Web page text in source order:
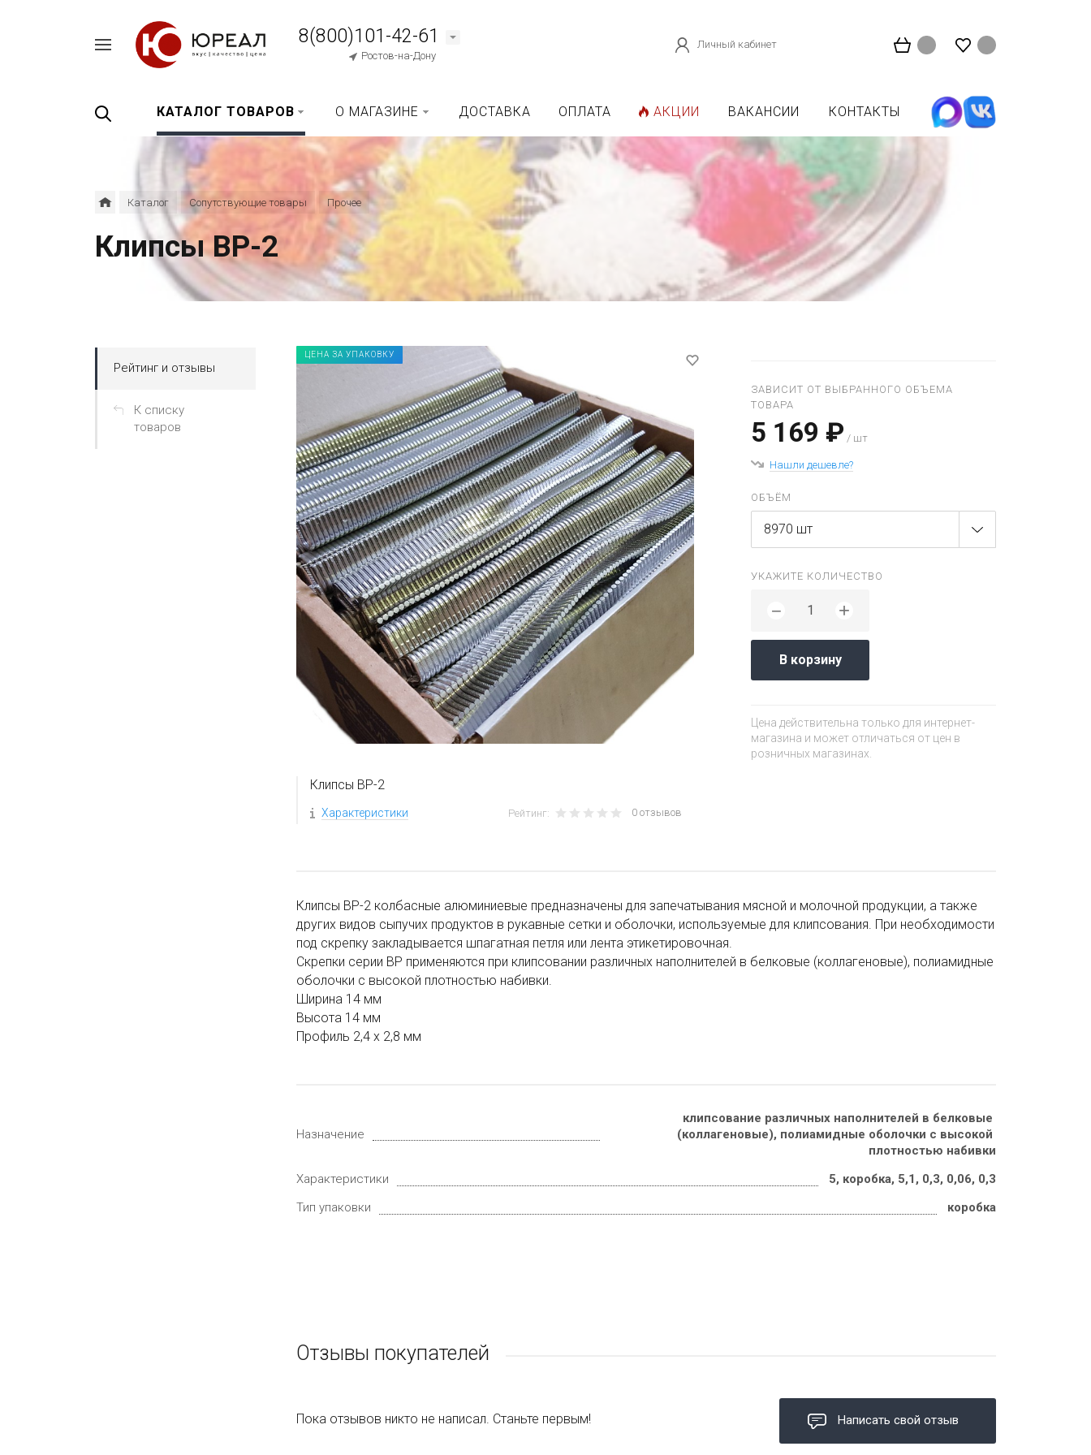
8(800)101-42-61
Ростов-на-Дону
Личный кабинет
КАТАЛОГ ТОВАРОВ О МАГАЗИНЕ ДОСТАВКА ОПЛАТА АКЦИИ ВАКАНСИИ КОНТАКТЫ
Каталог Сопутствующие товары Прочее
Клипсы ВР-2
Рейтинг и отзывы
К списку
товаров
ЦЕНА ЗА УПАКОВКУ
Клипсы ВР-2
Характеристики Рейтинг: 0 отзывов
ЗАВИСИТ ОТ ВЫБРАННОГО ОБЪЕМА
ТОВАРА
5 169 ₽ / шт
Нашли дешевле?
ОБЪЁМ
8970 шт
УКАЖИТЕ КОЛИЧЕСТВО
− +
В корзину
Цена действительна только для интернет-
магазина и может отличаться от цен в
розничных магазинах.
Клипсы ВР-2 колбасные алюминиевые предназначены для запечатывания мясной и молочной продукции, а также
других видов сыпучих продуктов в рукавные сетки и оболочки, используемые для клипсования. При необходимости
под скрепку закладывается шпагатная петля или лента этикетировочная.
Скрепки серии ВР применяются при клипсовании различных наполнителей в белковые (коллагеновые), полиамидные
оболочки с высокой плотностью набивки.
Ширина 14 мм
Высота 14 мм
Профиль 2,4 х 2,8 мм
Назначение
клипсование различных наполнителей в белковые
(коллагеновые), полиамидные оболочки с высокой
плотностью набивки
Характеристики
5, коробка, 5,1, 0,3, 0,06, 0,3
Тип упаковки
коробка
Отзывы покупателей
Написать свой отзыв
Пока отзывов никто не написал. Станьте первым!